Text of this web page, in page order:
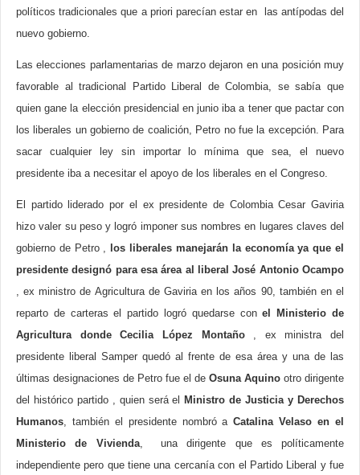
políticos tradicionales que a priori parecían estar en las antípodas del
nuevo gobierno.
Las elecciones parlamentarias de marzo dejaron en una posición muy
favorable al tradicional Partido Liberal de Colombia, se sabía que
quien gane la elección presidencial en junio iba a tener que pactar con
los liberales un gobierno de coalición, Petro no fue la excepción. Para
sacar cualquier ley sin importar lo mínima que sea, el nuevo
presidente iba a necesitar el apoyo de los liberales en el Congreso.
El partido liderado por el ex presidente de Colombia Cesar Gaviria
hizo valer su peso y logró imponer sus nombres en lugares claves del
gobierno de Petro ,
los liberales manejarán la economía ya que el
presidente designó para esa área al liberal José Antonio Ocampo
, ex ministro de Agricultura de Gaviria en los años 90, también en el
reparto de carteras el partido logró quedarse conel Ministerio de
Agricultura donde Cecilia López Montaño, ex ministra del
presidente liberal Samper quedó al frente de esa área y una de las
últimas designaciones de Petro fue el de Osuna Aquino otro dirigente
del histórico partido , quien será el
Ministro de Justicia y Derechos
Humanos, también el presidente nombró aCatalina Velaso en el
Ministerio de Vivienda, una dirigente que es políticamente
independiente pero que tiene una cercanía con el Partido Liberal y fue